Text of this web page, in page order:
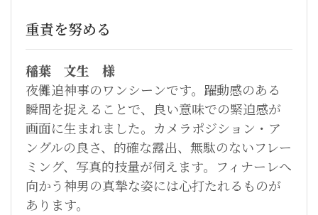
重責を努める
稲葉 文生 様
夜儺追神事のワンシーンです。躍動感のある
瞬間を捉えることで、良い意味での緊迫感が
画面に生まれました。カメラポジション・ア
ングルの良さ、的確な露出、無駄のないフレー
ミング、写真的技量が伺えます。フィナーレへ
向かう神男の真摯な姿には心打たれるものが
あります。